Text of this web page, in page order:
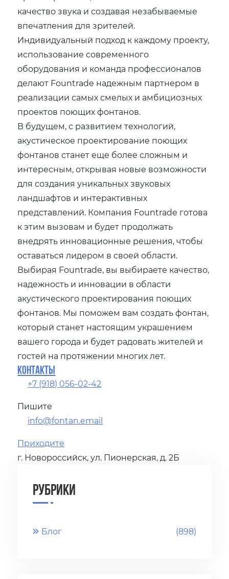
качество звука и создавая незабываемые
впечатления для зрителей.
Индивидуальный подход к каждому проекту,
использование современного
оборудования и команда профессионалов
делают Fountrade надежным партнером в
реализации самых смелых и амбициозных
проектов поющих фонтанов.
В будущем, с развитием технологий,
акустическое проектирование поющих
фонтанов станет еще более сложным и
интересным, открывая новые возможности
для создания уникальных звуковых
ландшафтов и интерактивных
представлений. Компания Fountrade готова
к этим вызовам и будет продолжать
внедрять инновационные решения, чтобы
оставаться лидером в своей области.
Выбирая Fountrade, вы выбираете качество,
надежность и инновации в области
акустического проектирования поющих
фонтанов. Мы поможем вам создать фонтан,
который станет настоящим украшением
вашего города и будет радовать жителей и
гостей на протяжении многих лет.
Контакты
+7 (918) 056-02-42
Пишите
info@fontan.email
Приходите
г. Новороссийск, ул. Пионерская, д. 2Б
Рубрики
Блог (898)